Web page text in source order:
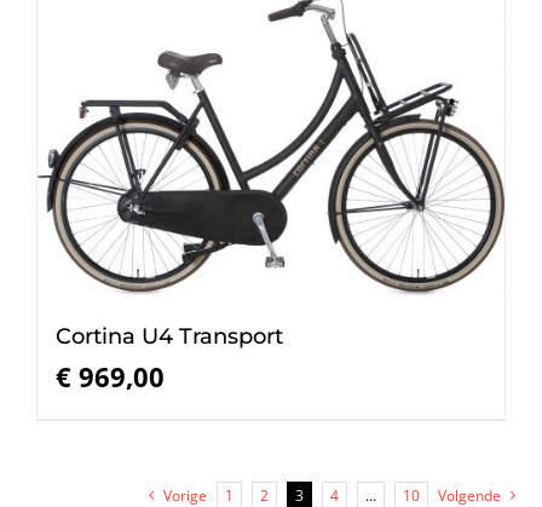
Cortina U4 Transport
€ 969,00
Vorige 1 2 3 4 … 10 Volgende